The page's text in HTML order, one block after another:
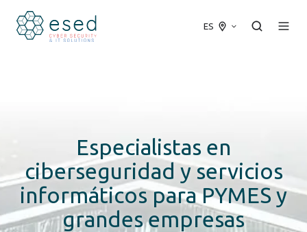
ES
Especialistas en
ciberseguridad yservicios
informáticospara PYMES y
grandes empresas